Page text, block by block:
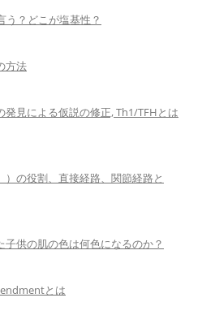
う？どこが塩基性？
方法
見による仮説の修正, Th1/TFHとは
の役割、直接経路、関節経路と
供の肌の色は何色になるのか？
とは